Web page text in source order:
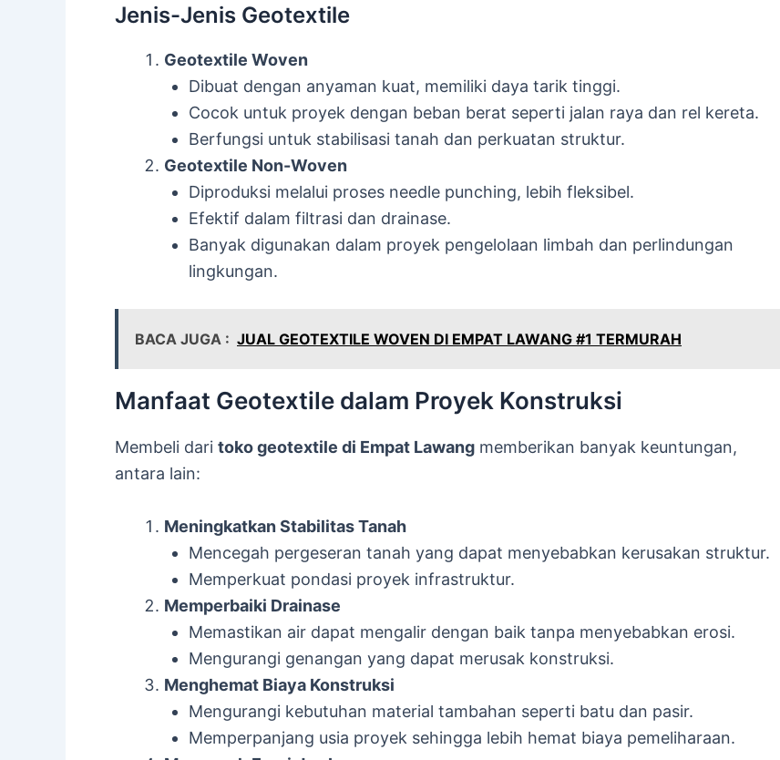
Jenis-Jenis Geotextile
Geotextile Woven
Dibuat dengan anyaman kuat, memiliki daya tarik tinggi.
Cocok untuk proyek dengan beban berat seperti jalan raya dan rel kereta.
Berfungsi untuk stabilisasi tanah dan perkuatan struktur.
Geotextile Non-Woven
Diproduksi melalui proses needle punching, lebih fleksibel.
Efektif dalam filtrasi dan drainase.
Banyak digunakan dalam proyek pengelolaan limbah dan perlindungan
lingkungan.
BACA JUGA : JUAL GEOTEXTILE WOVEN DI EMPAT LAWANG #1 TERMURAH
Manfaat Geotextile dalam Proyek Konstruksi
Membeli dari toko geotextile di Empat Lawang memberikan banyak keuntungan,
antara lain:
Meningkatkan Stabilitas Tanah
Mencegah pergeseran tanah yang dapat menyebabkan kerusakan struktur.
Memperkuat pondasi proyek infrastruktur.
Memperbaiki Drainase
Memastikan air dapat mengalir dengan baik tanpa menyebabkan erosi.
Mengurangi genangan yang dapat merusak konstruksi.
Menghemat Biaya Konstruksi
Mengurangi kebutuhan material tambahan seperti batu dan pasir.
Memperpanjang usia proyek sehingga lebih hemat biaya pemeliharaan.